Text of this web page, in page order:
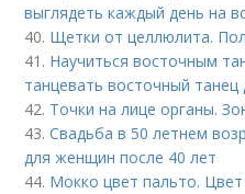
выглядеть каждый день на
40. Щетки от целлюлита.
41. Научиться восточным
танцевать восточный танец
42. Точки на лице органы.
43.Свадьба в 50 летнем
для женщин после 40 лет
44. Мокко цвет пальто.